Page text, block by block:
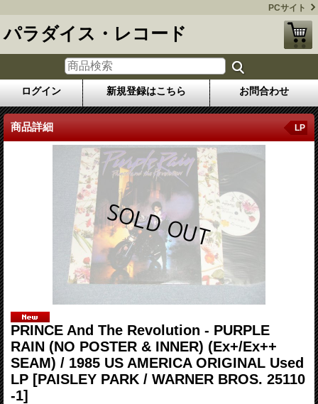
PCサイト
パラダイス・レコード
ログイン 新規登録はこちら お問合わせ
商品詳細 LP
PRINCE And The Revolution - PURPLE
RAIN (NO POSTER & INNER) (Ex+/Ex++
SEAM) / 1985 US AMERICA ORIGINAL Used
LP [PAISLEY PARK / WARNER BROS. 25110
-1]